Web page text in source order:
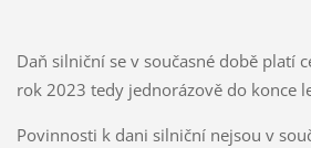
Daň silniční se v současné době platí
rok 2023 tedy jednorázově do konce
Povinnosti k dani silniční nejsou v